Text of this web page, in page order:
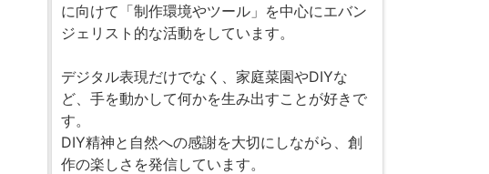
に向けて「制作環境やツール」を中心にエバン
ジェリスト的な活動をしています。
デジタル表現だけでなく、家庭菜園やDIYな
ど、手を動かして何かを生み出すことが好きで
す。
DIY精神と自然への感謝を大切にしながら、創
作の楽しさを発信しています。